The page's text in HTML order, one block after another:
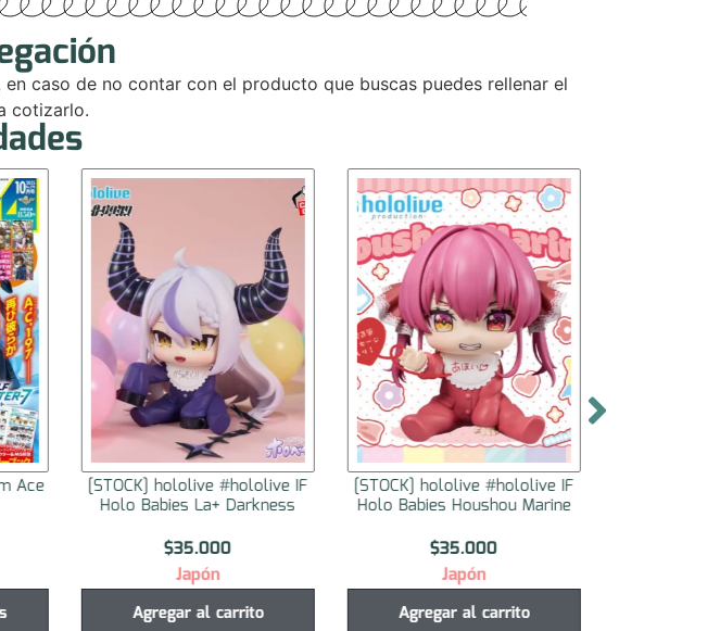
caso de no contar con el producto que buscas puedes rellenar el
cotizarlo.
Ace [STOCK] hololive #hololive IF
Holo Babies La+ Darkness
$35.000
Japón
Agregar al carrito
[STOCK] hololive #hololive IF
Holo Babies Houshou Marine
$35.000
Japón
Agregar al carrito